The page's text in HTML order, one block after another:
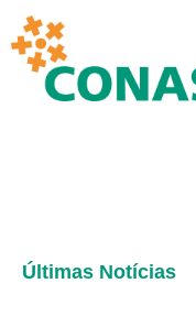
Últimas Notícias